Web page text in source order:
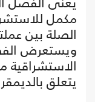
مكمل
الصلة بين
ويستعرض
الاستشراقية
يتعلق